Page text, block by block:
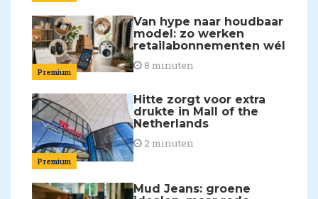
Premium
Van hype naar houdbaar
model: zo werken
retailabonnementen wél
8 minuten
Premium
Hitte zorgt voor extra
drukte in Mall of the
Netherlands
2 minuten
Mud Jeans: groene